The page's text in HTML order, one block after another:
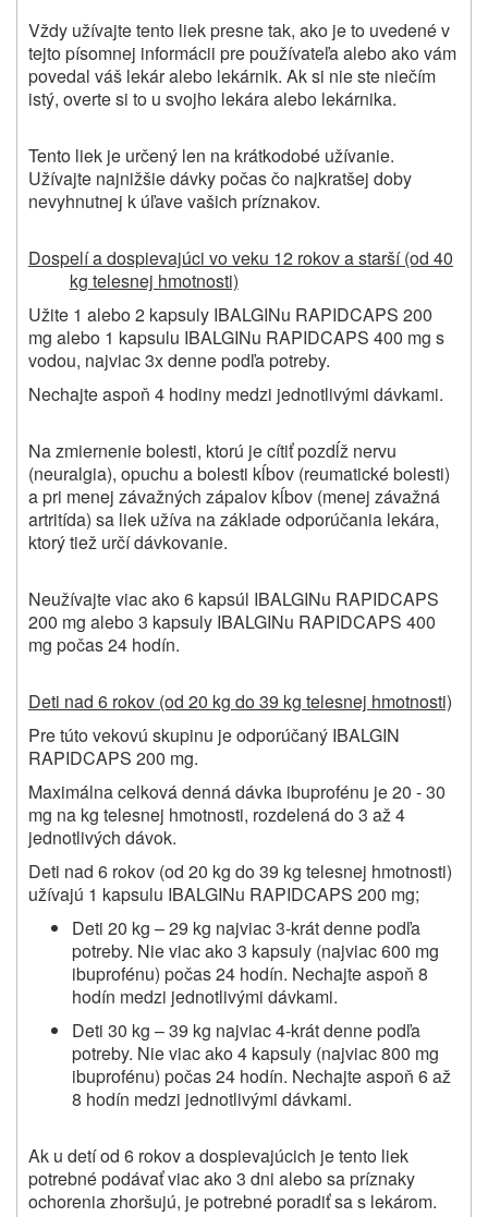
Vždy užívajte tento liek presne tak, ako je to uvedené v
tejto písomnej informácii pre používateľa alebo ako vám
povedal váš lekár alebo lekárnik. Ak si nie ste niečím
istý, overte si to u svojho lekára alebo lekárnika.
Tento liek je určený len na krátkodobé užívanie.
Užívajte najnižšie dávky počas čo najkratšej doby
nevyhnutnej k úľave vašich príznakov.
Dospelí a dospievajúci vo veku 12 rokov a starší (od 40
kg telesnej hmotnosti)
Užite 1 alebo 2 kapsuly IBALGINu RAPIDCAPS 200
mg alebo 1 kapsulu IBALGINu RAPIDCAPS 400 mg s
vodou, najviac 3x denne podľa potreby.
Nechajte aspoň 4 hodiny medzi jednotlivými dávkami.
Na zmiernenie bolesti, ktorú je cítiť pozdĺž nervu
(neuralgia), opuchu a bolesti kĺbov (reumatické bolesti)
a pri menej závažných zápalov kĺbov (menej závažná
artritída) sa liek užíva na základe odporúčania lekára,
ktorý tiež určí dávkovanie.
Neužívajte viac ako 6 kapsúl IBALGINu RAPIDCAPS
200 mg alebo 3 kapsuly IBALGINu RAPIDCAPS 400
mg počas 24 hodín.
Deti nad 6 rokov (od 20 kg do 39 kg telesnej hmotnosti)
Pre túto vekovú skupinu je odporúčaný IBALGIN
RAPIDCAPS 200 mg.
Maximálna celková denná dávka ibuprofénu je 20 - 30
mg na kg telesnej hmotnosti, rozdelená do 3 až 4
jednotlivých dávok.
Deti nad 6 rokov (od 20 kg do 39 kg telesnej hmotnosti)
užívajú 1 kapsulu IBALGINu RAPIDCAPS 200 mg;
Deti 20 kg – 29 kg najviac 3-krát denne podľa
potreby. Nie viac ako 3 kapsuly (najviac 600 mg
ibuprofénu) počas 24 hodín. Nechajte aspoň 8
hodín medzi jednotlivými dávkami.
Deti 30 kg – 39 kg najviac 4-krát denne podľa
potreby. Nie viac ako 4 kapsuly (najviac 800 mg
ibuprofénu) počas 24 hodín. Nechajte aspoň 6 až
8 hodín medzi jednotlivými dávkami.
Ak u detí od 6 rokov a dospievajúcich je tento liek
potrebné podávať viac ako 3 dni alebo sa príznaky
ochorenia zhoršujú, je potrebné poradiť sa s lekárom.